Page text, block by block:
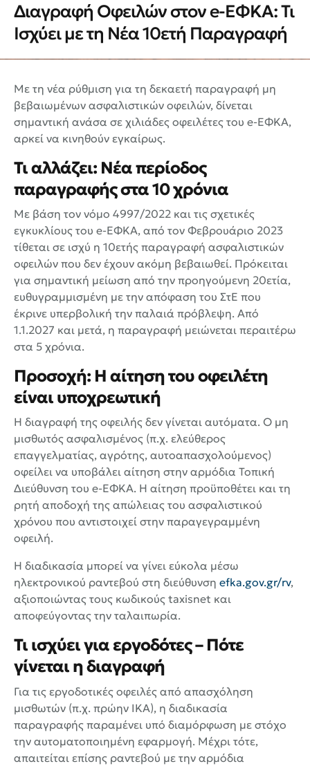
Διαγραφή Οφειλών στον e-ΕΦΚΑ: Τι
Ισχύει με τη Νέα 10ετή Παραγραφή
Με τη νέα ρύθμιση για τη δεκαετή παραγραφή μη
βεβαιωμένων ασφαλιστικών οφειλών, δίνεται
σημαντική ανάσα σε χιλιάδες οφειλέτες του e-ΕΦΚΑ,
αρκεί να κινηθούν εγκαίρως.
Τι αλλάζει: Νέα περίοδος
παραγραφής στα 10 χρόνια
Με βάση τον νόμο 4997/2022 και τις σχετικές
εγκυκλίους του e-ΕΦΚΑ, από τον Φεβρουάριο 2023
τίθεται σε ισχύ η 10ετής παραγραφή ασφαλιστικών
οφειλών που δεν έχουν ακόμη βεβαιωθεί. Πρόκειται
για σημαντική μείωση από την προηγούμενη 20ετία,
ευθυγραμμισμένη με την απόφαση του ΣτΕ που
έκρινε υπερβολική την παλαιά πρόβλεψη. Από
1.1.2027 και μετά, η παραγραφή μειώνεται περαιτέρω
στα 5 χρόνια.
Προσοχή: Η αίτηση του οφειλέτη
είναι υποχρεωτική
Η διαγραφή της οφειλής δεν γίνεται αυτόματα. Ο μη
μισθωτός ασφαλισμένος (π.χ. ελεύθερος
επαγγελματίας, αγρότης, αυτοαπασχολούμενος)
οφείλει να υποβάλει αίτηση στην αρμόδια Τοπική
Διεύθυνση του e-ΕΦΚΑ. Η αίτηση προϋποθέτει και τη
ρητή αποδοχή της απώλειας του ασφαλιστικού
χρόνου που αντιστοιχεί στην παραγεγραμμένη
οφειλή.
Η διαδικασία μπορεί να γίνει εύκολα μέσω
ηλεκτρονικού ραντεβού στη διεύθυνση efka.gov.gr/rv,
αξιοποιώντας τους κωδικούς taxisnet και
αποφεύγοντας την ταλαιπωρία.
Τι ισχύει για εργοδότες – Πότε
γίνεται η διαγραφή
Για τις εργοδοτικές οφειλές από απασχόληση
μισθωτών (π.χ. πρώην ΙΚΑ), η διαδικασία
παραγραφής παραμένει υπό διαμόρφωση με στόχο
την αυτοματοποιημένη εφαρμογή. Μέχρι τότε,
απαιτείται επίσης ραντεβού με την αρμόδια